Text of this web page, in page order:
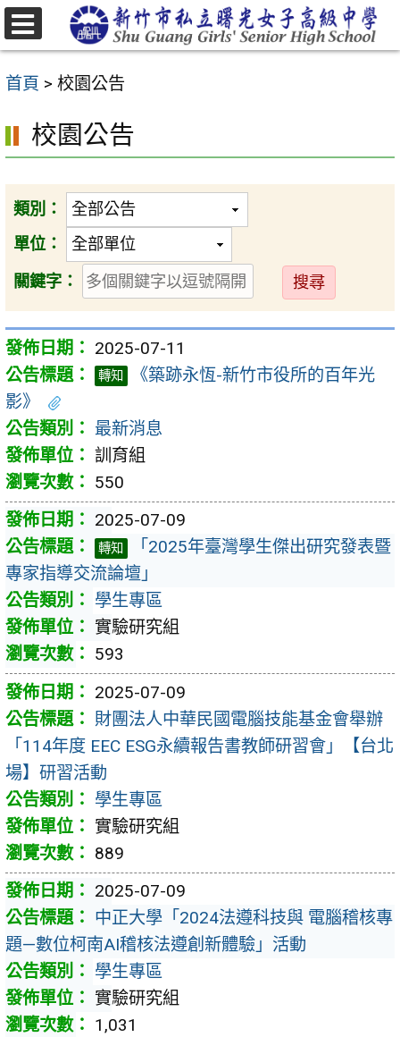
跳
至
要
容
首頁 > 校園公告
校園公告
類別：
單位：
關鍵字：
送
出
2025-07-11
轉知
《築跡永恆-新竹市役所的百年光
影》
最新消息
訓育組
550
2025-07-09
轉知
「2025年臺灣學生傑出研究發表暨
專家指導交流論壇」
學生專區
實驗研究組
593
2025-07-09
財團法人中華民國電腦技能基金會舉辦
「114年度 EEC ESG永續報告書教師研習會」【台北
場】研習活動
學生專區
實驗研究組
889
2025-07-09
中正大學「2024法遵科技與 電腦稽核專
題—數位柯南AI稽核法遵創新體驗」活動
學生專區
實驗研究組
1,031
選
單